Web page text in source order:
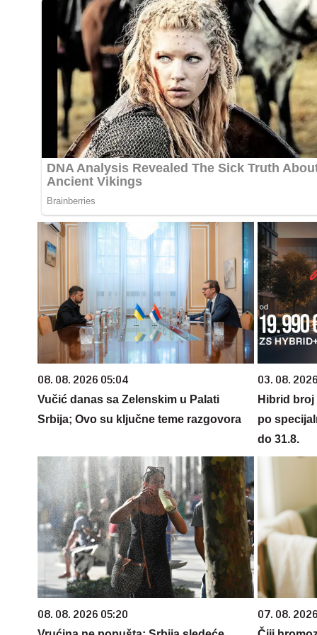
08. 08. 2026 05:04
Vučić danas sa Zelenskim u Palati
Srbija; Ovo su ključne teme razgovora
03. 08.
Hibrid
po
do 31.8.
08. 08. 2026 05:20 07. 08.